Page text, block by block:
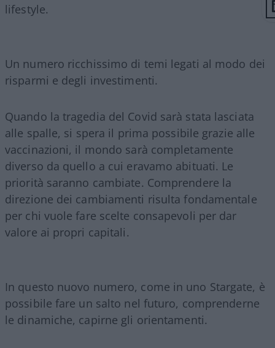
lifestyle.
Un numero ricchissimo di temi legati al modo dei
risparmi e degli investimenti.
Quando la tragedia del Covid sarà stata lasciata
alle spalle, si spera il prima possibile grazie alle
vaccinazioni, il mondo sarà completamente
diverso da quello a cui eravamo abituati. Le
priorità saranno cambiate. Comprendere la
direzione dei cambiamenti risulta fondamentale
per chi vuole fare scelte consapevoli per dar
valore ai propri capitali.
In questo nuovo numero, come in uno Stargate, è
possibile fare un salto nel futuro, comprenderne
le dinamiche, capirne gli orientamenti.